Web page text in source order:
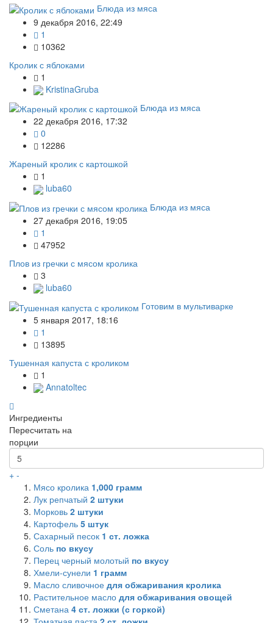
Блюда из мяса
9 декабря 2016, 22:49
1
10362
Кролик с яблоками
1
KristinaGruba
Блюда из мяса
22 декабря 2016, 17:32
0
12286
Жареный кролик с картошкой
1
luba60
Блюда из мяса
27 декабря 2016, 19:05
1
47952
Плов из гречки с мясом кролика
3
luba60
Готовим в мультиварке
5 января 2017, 18:16
1
13895
Тушенная капуста с кроликом
1
Annatoltec
Ингредиенты
Пересчитать на
порции
+ -
Мясо кролика 1,000 грамм
Лук репчатый 2 штуки
Морковь 2 штуки
Картофель 5 штук
Сахарный песок 1 ст. ложка
Соль по вкусу
Перец черный молотый по вкусу
Хмели-сунели 1 грамм
Масло сливочное для обжаривания кролика
Растительное масло для обжаривания овощей
Сметана 4 ст. ложки (с горкой)